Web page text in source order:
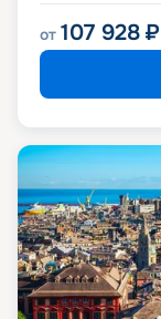
от 107 928 ₽